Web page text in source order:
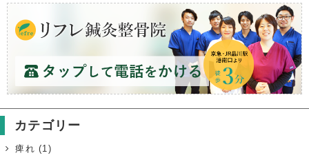
カテゴリー
痺れ (1)